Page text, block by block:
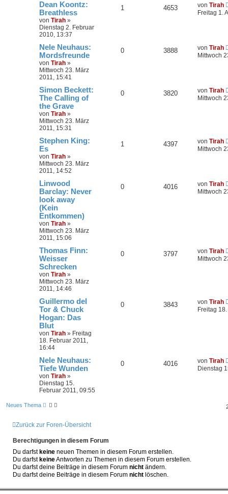
Dean Koontz:
Breathless
von Tirah »
Dienstag 2. Februar
2010, 13:37
1 4653 von Tirah
Freitag 1.
Nele Neuhaus:
Mordsfreunde
von Tirah »
Mittwoch 23. März
2011, 15:41
0 3888 von Tirah
Mittwoch
Simon Beckett:
The Calling of
the Grave
von Tirah »
Mittwoch 23. März
2011, 15:31
0 3820 von Tirah
Mittwoch
Stephen King:
Es
von Tirah »
Mittwoch 23. März
2011, 14:52
1 4397 von Tirah
Mittwoch
Linwood
Barclay: Never
look away
(Kein
Entkommen)
von Tirah »
Mittwoch 23. März
2011, 15:06
0 4016 von Tirah
Mittwoch
Thomas Finn:
Weisser
Schrecken
von Tirah »
Mittwoch 23. März
2011, 14:46
0 3797 von Tirah
Mittwoch
Guillermo del
Tor & Chuck
Hogan: Das
Blut
von Tirah » Freitag
18. Februar 2011,
16:44
0 3843 von Tirah
Freitag
Nele Neuhaus:
Tiefe Wunden
von Tirah »
Dienstag 15.
Februar 2011, 09:55
0 4016 von Tirah
Dienstag
Neues Thema
Zurück zur Foren-Übersicht
Berechtigungen in diesem Forum
Du darfst keine neuen Themen in diesem Forum erstellen.
Du darfst keineAntworten zu Themen in diesem Forum erstellen.
Du darfst deine Beiträge in diesem Forum nicht ändern.
Du darfst deine Beiträge in diesem Forum nicht löschen.